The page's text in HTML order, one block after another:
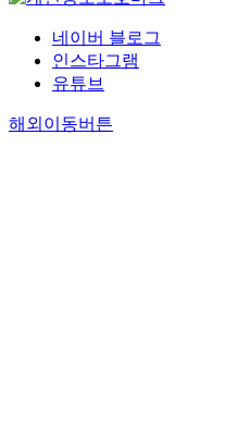
네이버 블로그
인스타그램
유튜브
해외이동버튼